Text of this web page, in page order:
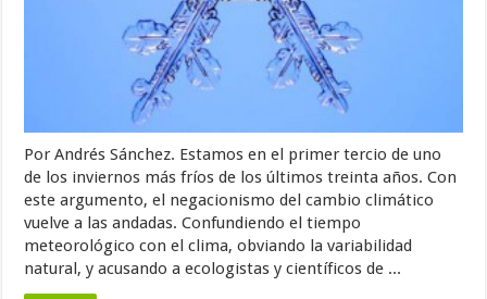
Por Andrés Sánchez. Estamos en el primer tercio de uno
de los inviernos más fríos de los últimos treinta años. Con
este argumento, el negacionismo del cambio climático
vuelve a las andadas. Confundiendo el tiempo
meteorológico con el clima, obviando la variabilidad
natural, y acusando a ecologistas y científicos de ...